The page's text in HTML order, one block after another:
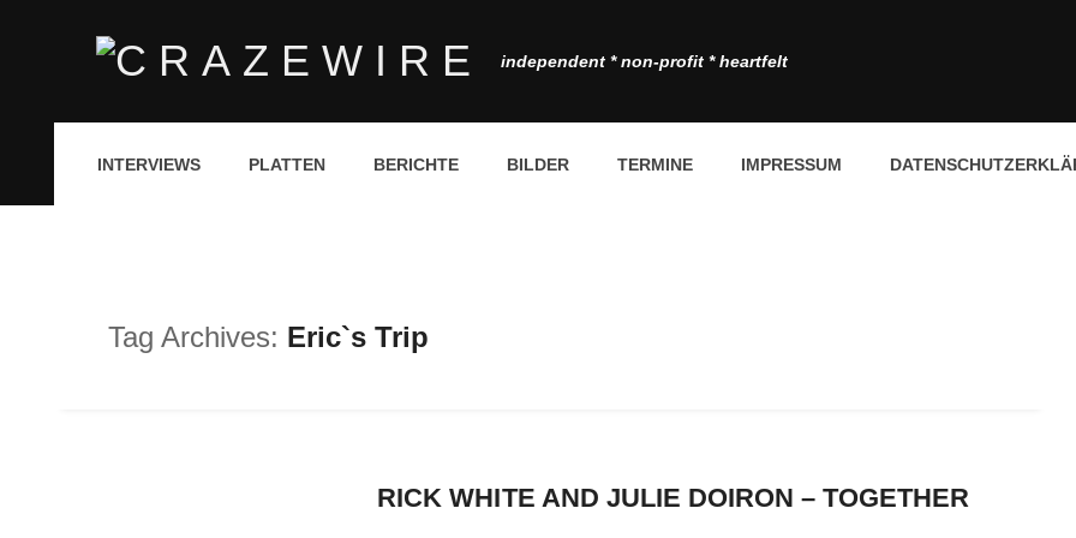
independent * non-profit * heartfelt
INTERVIEWS PLATTEN BERICHTE BILDER TERMINE IMPRESSUM
Tag Archives: Eric`s Trip
RICK WHITE AND JULIE DOIRON – TOGETHER